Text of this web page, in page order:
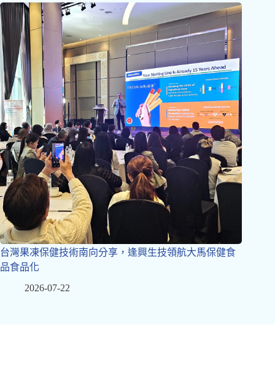
台灣果凍保健技術南向分享，逢興生技領航大馬保健食
品食品化
2026-07-22